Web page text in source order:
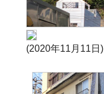
(2020年11月11日)